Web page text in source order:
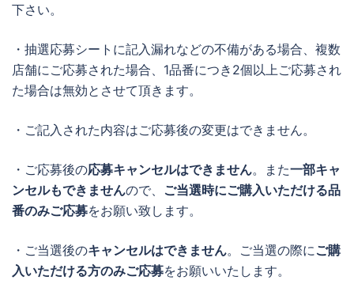
下さい。
・抽選応募シートに記入漏れなどの不備がある場合、複数
店舗にご応募された場合、1品番につき2個以上ご応募され
た場合は無効とさせて頂きます。
・ご記入された内容はご応募後の変更はできません。
・ご応募後の応募キャンセルはできません。また一部キャ
ンセルもできませんので、 ご当選時にご購入いただける品
番のみご応募をお願い致します。
・ご当選後のキャンセルはできません。ご当選の際にご購
入いただける方のみご応募をお願いいたします。